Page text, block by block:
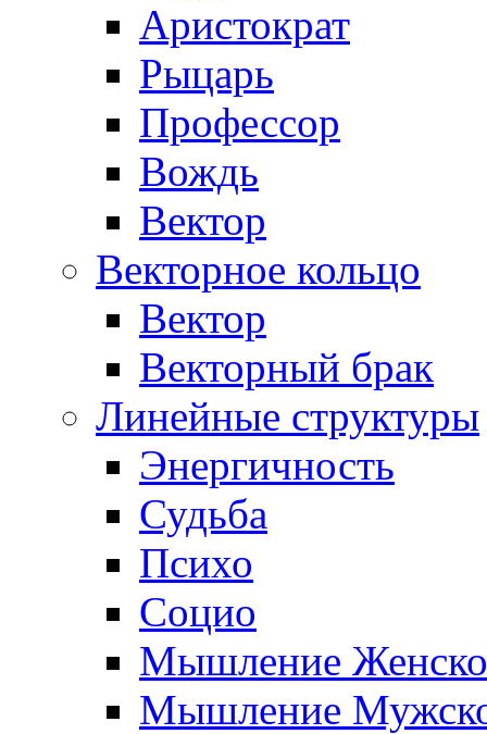
Аристократ
Рыцарь
Профессор
Вождь
Вектор
Векторное кольцо
Вектор
Векторный брак
Линейные структуры
Энергичность
Судьба
Психо
Социо
Мышление
Мышление